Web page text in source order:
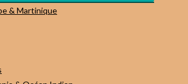
& Martinique